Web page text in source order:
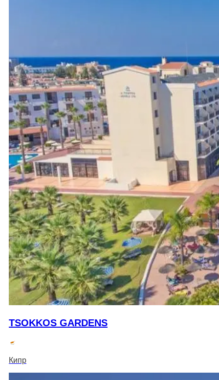
TSOKKOS GARDENS
Кипр